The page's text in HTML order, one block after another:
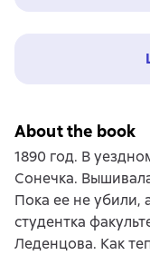
About the book
1890 год. В
Сонечка.
Пока ее не убили,
студентка
Леденцова. Как